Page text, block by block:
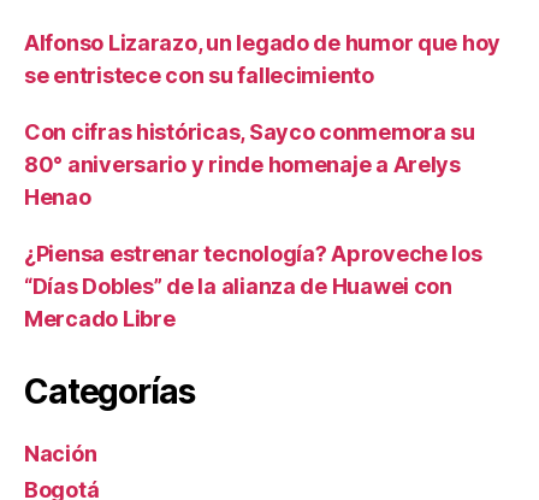
Alfonso Lizarazo, un legado de humor que hoy
se entristece con su fallecimiento
Con cifras históricas, Sayco conmemora su
80° aniversario y rinde homenaje a Arelys
Henao
¿Piensa estrenar tecnología? Aproveche los
“Días Dobles” de la alianza de Huawei con
Mercado Libre
Categorías
Nación
Bogotá